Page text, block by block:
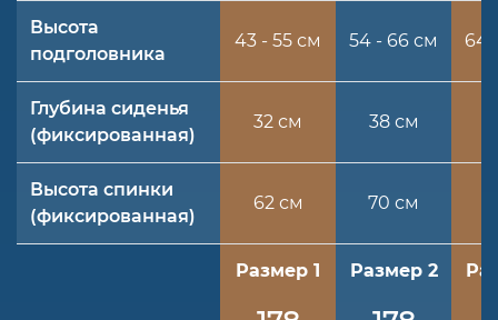
Высота
подголовника
43 - 55 см 54 - 66 см 64
Глубина сиденья
(фиксированная)
32 см 38 см
Высота спинки
(фиксированная)
62 см 70 см
Размер 1 Размер 2